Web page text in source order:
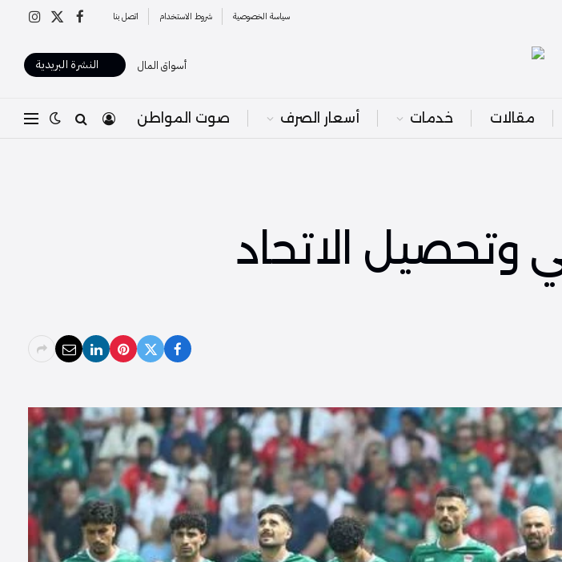
سياسة الخصوصية شروط الاستخدام اتصل بنا فيسبوك
X
أسواق المال النشرة البريدية
مقالات خدمات أسعار الصرف صوت المواطن
وتحصيل الاتحاد